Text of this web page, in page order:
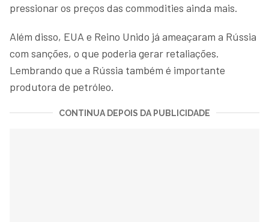
pressionar os preços das commodities ainda mais.
Além disso, EUA e Reino Unido já ameaçaram a Rússia
com sanções, o que poderia gerar retaliações.
Lembrando que a Rússia também é importante
produtora de petróleo.
CONTINUA DEPOIS DA PUBLICIDADE